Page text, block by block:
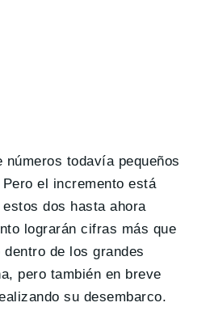
números todavía pequeños
el incremento está
dos hasta ahora
lograrán cifras más que
de los grandes
pero también en breve
su desembarco.